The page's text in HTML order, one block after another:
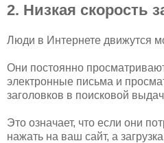
2. Низкая скорость
Люди в Интернете движутся
Они постоянно
электронные письма и
заголовков в поисковой
Это означает, что если они
нажать на ваш сайт, а